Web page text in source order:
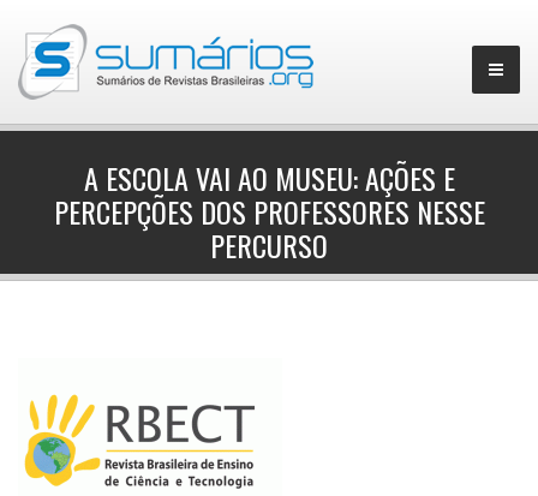
A ESCOLA VAI AO MUSEU: AÇÕES E
PERCEPÇÕES DOS PROFESSORES NESSE
PERCURSO